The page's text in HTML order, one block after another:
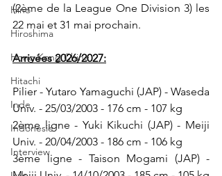
Hino
Hiroshima
Hong Kong Chine
Hitachi
Inde
Indonésie
Interview
(2ème de la League One Division 3) les
22 mai et 31 mai prochain.
Arrivées 2026/2027:
Pilier - Yutaro Yamaguchi (JAP) - Waseda
Univ. - 25/03/2003 - 176 cm - 107 kg
2ème ligne - Yuki Kikuchi (JAP) - Meiji
Univ. - 20/04/2003 - 186 cm - 106 kg
3ème ligne - Taison Mogami (JAP) -